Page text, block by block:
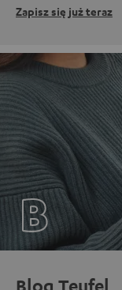
Zapisz się już teraz